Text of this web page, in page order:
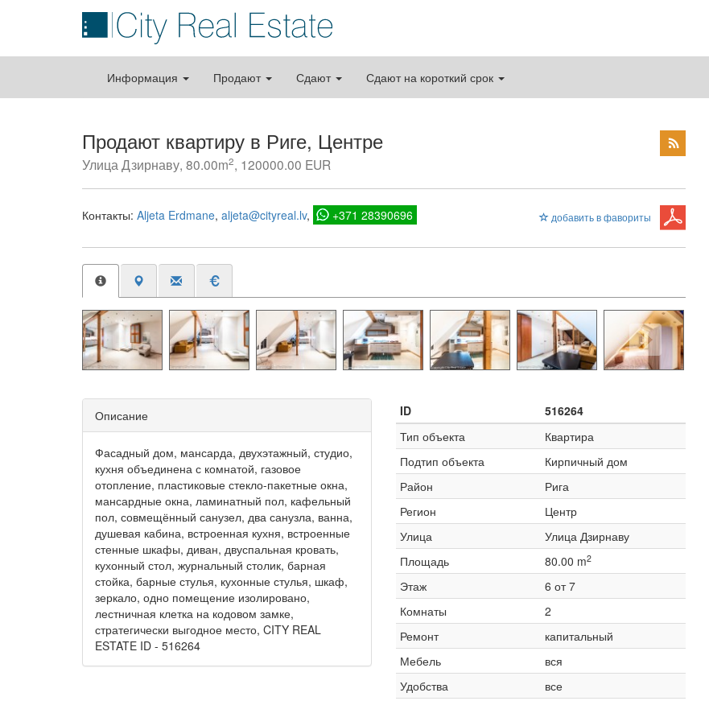
Информация Продают Сдают Сдают на короткий срок
Продают квартиру в Риге, Центре
Улица Дзирнаву, 80.00m2, 120000.00 EUR
добавить в фавориты
Контакты: Aljeta Erdmane aljeta@cityreal.lv +371 28390696
Описание
Фасадный дом, мансарда, двухэтажный, студио,
кухня объединена с комнатой, газовое
отопление, пластиковые стекло-пакетные окна,
мансардные окна, ламинатный пол, кафельный
пол, совмещённый санузел, два санузла, ванна,
душевая кабина, встроенная кухня, встроенные
стенные шкафы, диван, двуспальная кровать,
кухонный стол, журнальный столик, барная
стойка, барные стулья, кухонные стулья, шкаф,
зеркало, одно помещение изолировано,
лестничная клетка на кодовом замке,
стратегически выгодное место, CITY REAL
ESTATE ID - 516264
ID
516264
Тип объекта
Квартира
Подтип объекта
Кирпичный дом
Район
Рига
Регион
Центр
Улица
Улица Дзирнаву
Площадь
80.00 m2
Этаж
6 от 7
Комнаты
2
Ремонт
капитальный
Мебель
вся
Удобства
все